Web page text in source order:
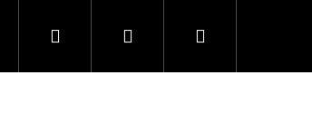
Hľadať PrihlásenieNákupný